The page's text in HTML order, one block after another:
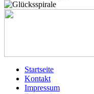
Startseite
Kontakt
Impressum